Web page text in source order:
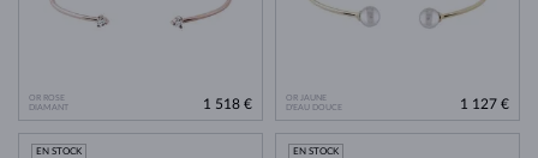
OR ROSE
DIAMANT
1 518 €
OR JAUNE
D'EAU DOUCE
1 127 €
EN STOCK EN STOCK